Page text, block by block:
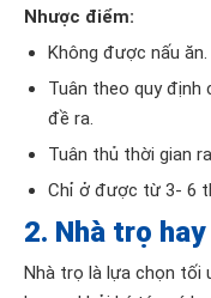
Nhược điểm:
Không được nấu ăn.
Tuân theo quy định
đề ra.
Tuân thủ thời gian
Chỉ ở được từ 3- 6
2. Nhà trọ
Nhà trọ là lựa chọn tối